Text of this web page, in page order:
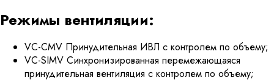
Режимы вентиляции:
VC-CMV Принудительная ИВЛ с контролем по объему;
VC-SIMV Синхронизированная перемежающаяся
принудительная вентиляция с контролем по объему;